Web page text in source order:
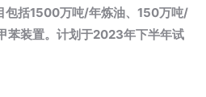
包括1500万吨/年炼油、150万吨/
苯装置。计划于2023年下半年试